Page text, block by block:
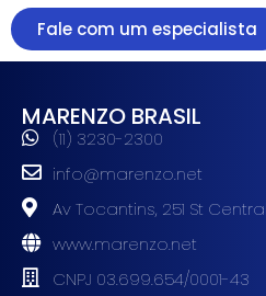
Fale com um especialista
MARENZO BRASIL
(11) 3230-2300
info@marenzo.net
Av Tocantins, 251 St
www.marenzo.net
CNPJ 03.699.654/0001-43